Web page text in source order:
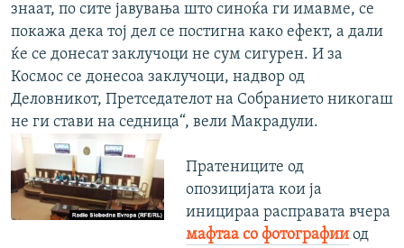
знаат, по сите јавувања што синоќа ги имавме, се
покажа дека тој дел се постигна како ефект, а дали
ќе се донесат заклучоци не сум сигурен. И за
Космос се донесоа заклучоци, надвор од
Деловникот, Претседателот на Собранието никогаш
не ги стави на седница“, вели Макрадули.
Пратениците од
опозицијата кои ја
иницираа расправата вчера
мафтаа со фотографииод